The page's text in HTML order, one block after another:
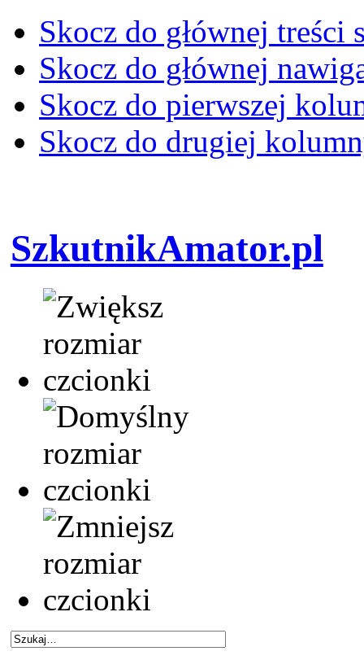
Skocz do głównej treści
Skocz do głównej
Skocz do pierwszej
Skocz do drugiej
SzkutnikAmator.pl